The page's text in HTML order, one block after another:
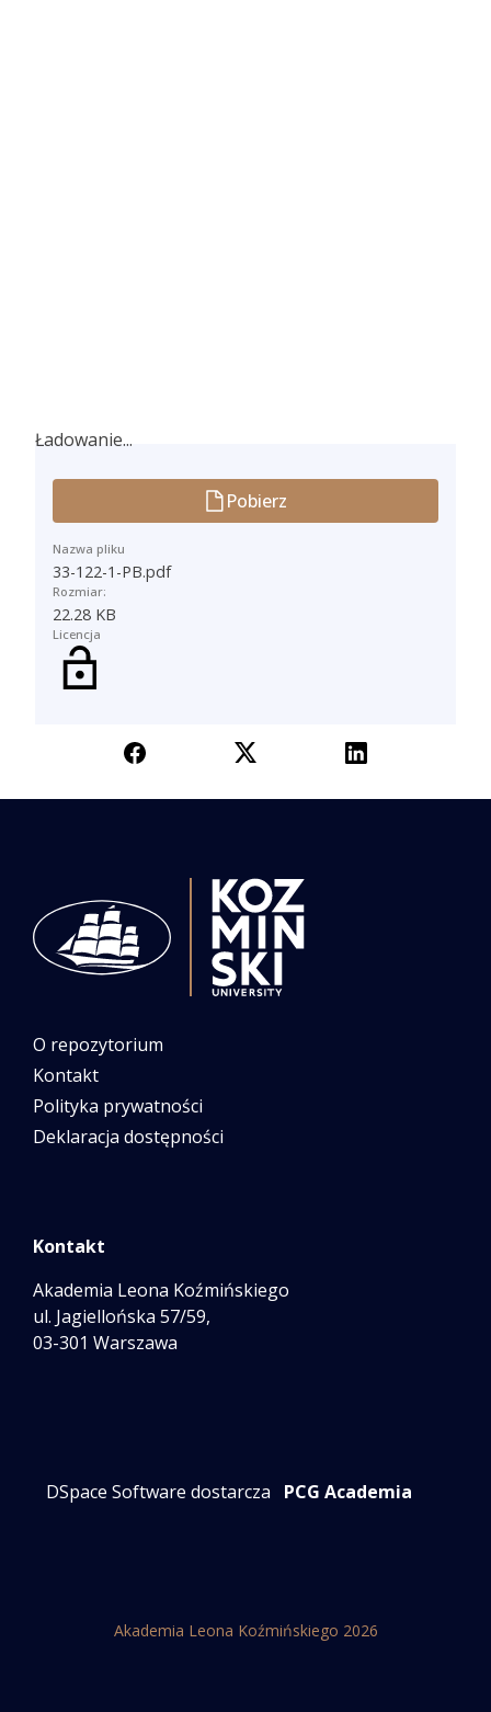
Ładowanie...
Ładowanie...
Pobierz
Nazwa pliku
33-122-1-PB.pdf
Rozmiar:
22.28 KB
Licencja
O repozytorium
Kontakt
Polityka prywatności
Deklaracja dostępności
Kontakt
Akademia Leona Koźmińskiego
ul. Jagiellońska 57/59,
03-301 Warszawa
DSpace Software dostarcza PCG Academia
Akademia Leona Koźmińskiego 2026